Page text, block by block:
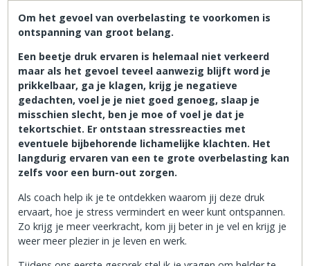
Om het gevoel van overbelasting te voorkomen is
ontspanning van groot belang.
Een beetje druk ervaren is helemaal niet verkeerd
maar als het gevoel teveel aanwezig blijft word je
prikkelbaar, ga je klagen, krijg je negatieve
gedachten, voel je je niet goed genoeg, slaap je
misschien slecht, ben je moe of voel je dat je
tekortschiet. Er ontstaan stressreacties met
eventuele bijbehorende lichamelijke klachten. Het
langdurig ervaren van een te grote overbelasting kan
zelfs voor een burn-out zorgen.
Als coach help ik je te ontdekken waarom jij deze druk
ervaart, hoe je stress vermindert en weer kunt ontspannen.
Zo krijg je meer veerkracht, kom jij beter in je vel en krijg je
weer meer plezier in je leven en werk.